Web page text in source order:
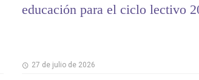
educación para el ciclo lectivo
27 de julio de 2026